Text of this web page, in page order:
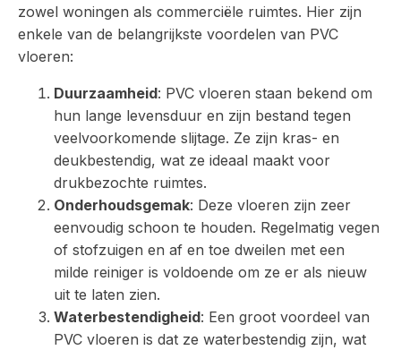
zowel woningen als commerciële ruimtes. Hier zijn
enkele van de belangrijkste voordelen van PVC
vloeren:
Duurzaamheid: PVC vloeren staan bekend om
hun lange levensduur en zijn bestand tegen
veelvoorkomende slijtage. Ze zijn kras- en
deukbestendig, wat ze ideaal maakt voor
drukbezochte ruimtes.
Onderhoudsgemak: Deze vloeren zijn zeer
eenvoudig schoon te houden. Regelmatig vegen
of stofzuigen en af en toe dweilen met een
milde reiniger is voldoende om ze er als nieuw
uit te laten zien.
Waterbestendigheid: Een groot voordeel van
PVC vloeren is dat ze waterbestendig zijn, wat